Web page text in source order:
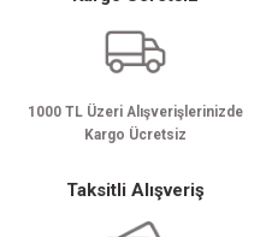
1000 TL Üzeri Alışverişlerinizde
Kargo Ücretsiz
Taksitli Alışveriş